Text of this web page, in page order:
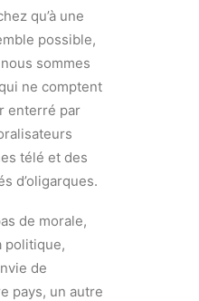
qu’à une
possible,
sommes
ne comptent
enterré par
télé et des
d’oligarques.
de morale,
politique,
de
pays, un autre